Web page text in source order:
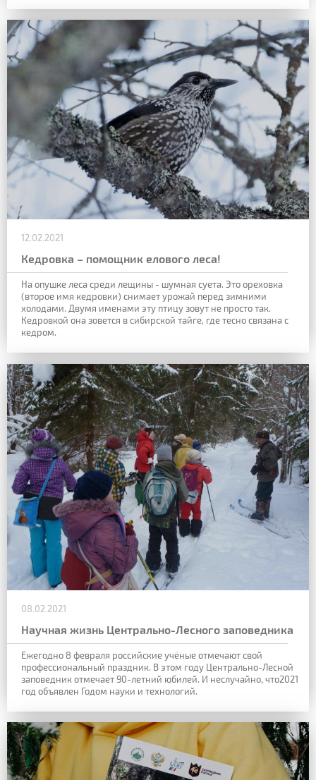
12.02.2021
Кедровка – помощник елового леса!
На опушке леса среди лещины - шумная суета. Это ореховка
(второе имя кедровки) снимает урожай перед зимними
холодами. Двумя именами эту птицу зовут не просто так.
Кедровкой она зовется в сибирской тайге, где тесно связана с
кедром.
08.02.2021
Научная жизнь Центрально-Лесного заповедника
Ежегодно 8 февраля российские учёные отмечают свой
профессиональный праздник. В этом году Центрально-Лесной
заповедник отмечает 90-летний юбилей. И неслучайно, что2021
год объявлен Годом науки и технологий.